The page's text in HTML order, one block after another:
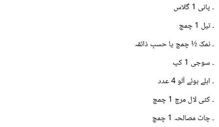
۔ پانی 1 گلاس
۔ تیل 1 چمچ
۔ نمک ½ چمچ یا حسبِ ذائقہ
۔ سوجی 1 کپ
۔ ابلے ہوئے آلو 4 عدد
۔ کٹی لال مرچ 1 چمچ
۔ چاٹ مصالحہ 1 چمچ